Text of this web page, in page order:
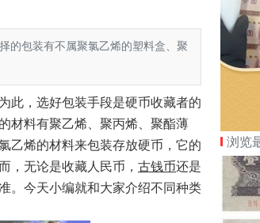
包装有不属聚氯乙烯的塑料盒、聚
此，选好包装手段是硬币收藏者的
材料有聚乙烯、聚丙烯、聚酯薄
乙烯的材料来包装存放硬币，它的
，无论是收藏人民币， 古钱币还是
。今天小编就和大家介绍不同种类
浏览